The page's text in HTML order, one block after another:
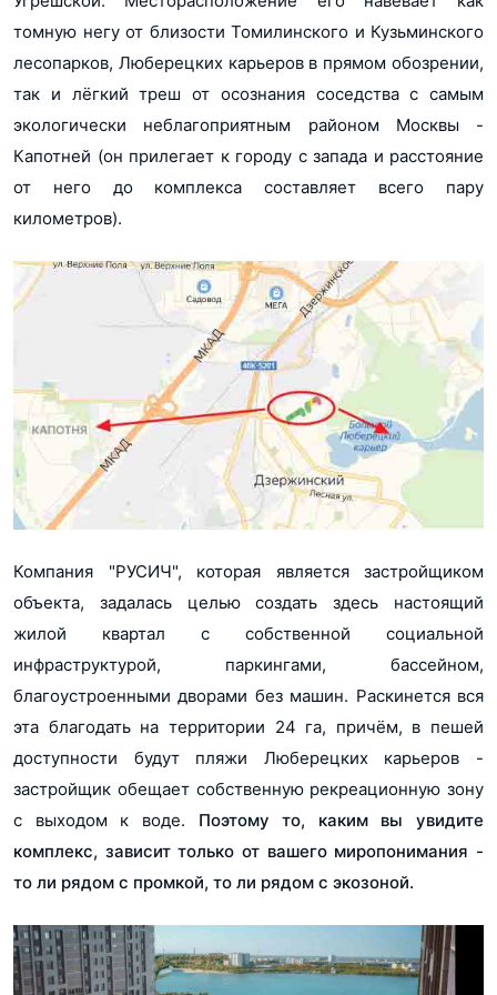
pdf, 1.1Мб
pdf, 909Кб
Проектная декларация корпус 1 от 29.08.2018
pdf, 902Кб
Проектная декларация корпус 2 от 04.09.2018
pdf, 848Кб
Проектная декларация корпус 7 от 29.08.2018
Проектная декларация корпус 8 от 04.09.2018
pdf, 948Кб
Разрешение на ввод Новые Котельники корпус 6
pdf, 68Кб
Разрешение на ввод Новые Котельники корпус 7
Разрешение на ввод Новые Котельники корпус 5
pdf, 131Кб
Проектная декларация Новые Котельники корпус 13
pdf, 330Кб
Разрешение на ввод Новые Котельники корпус 3
pdf, 69Кб
Разрешение на ввод Новые Котельники корпус 2
pdf, 73Кб
Разрешение на ввод Новые Котельники корпус 1
pdf, 73Кб
томную негу от близости Томилинского и Кузьминского
лесопарков, Люберецких карьеров в прямом обозрении,
так и лёгкий треш от осознания соседства с самым
экологически неблагоприятным районом Москвы -
Капотней (он прилегает к городу с запада и расстояние
от него до комплекса составляет всего пару
километров).
Компания "РУСИЧ", которая является застройщиком
объекта, задалась целью создать здесь настоящий
жилой квартал с собственной социальной
инфраструктурой, паркингами, бассейном,
благоустроенными дворами без машин. Раскинется вся
эта благодать на территории 24 га, причём, в пешей
доступности будут пляжи Люберецких карьеров -
застройщик обещает собственную рекреационную зону
с выходом к воде. Поэтому то, каким вы увидите
комплекс, зависит только от вашего миропонимания -
то ли рядом с промкой, то ли рядом с экозоной.